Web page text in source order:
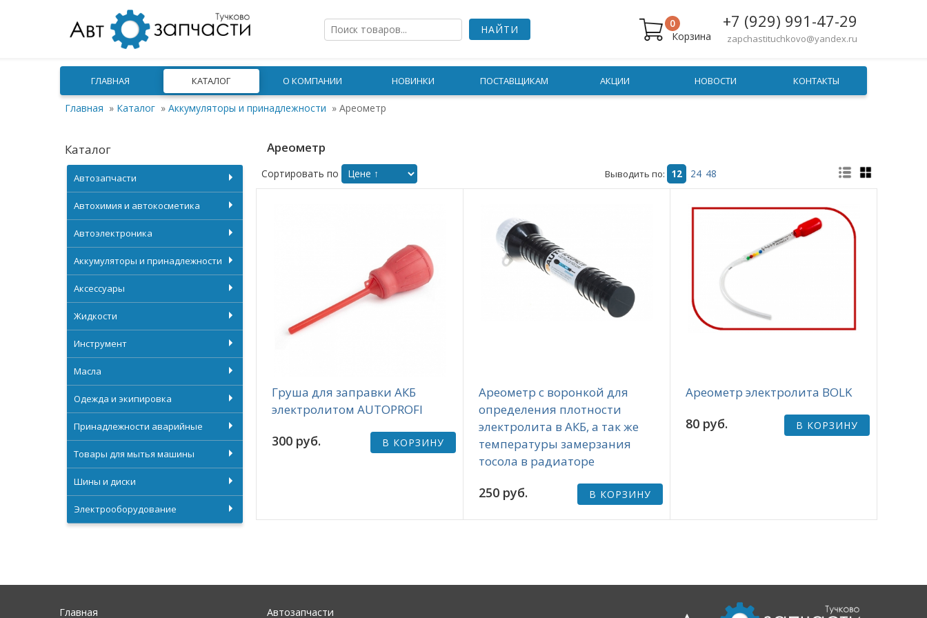
+7 (929) 991-47-29
zapchastituchkovo@yandex.ru
0
Корзина
ГЛАВНАЯ КАТАЛОГ О КОМПАНИИ НОВИНКИ ПОСТАВЩИКАМ АКЦИИ НОВОСТИ КОНТАКТЫ
Главная » Каталог »Аккумуляторы и принадлежности »Ареометр
Каталог
Автозапчасти
Автохимия и автокосметика
Автоэлектроника
Аккумуляторы и принадлежности
Аксессуары
Жидкости
Инструмент
Масла
Одежда и экипировка
Принадлежности аварийные
Товары для мытья машины
Шины и диски
Электрооборудование
Ареометр
Сортировать по Выводить по: 12 24 48
Груша для заправки АКБ
электролитом AUTOPROFI
300 руб. В КОРЗИНУ
Ареометр с воронкой для
определения плотности
электролита в АКБ, а так же
температуры замерзания
тосола в радиаторе
250 руб. В КОРЗИНУ
Ареометр электролита BOLK
80 руб. В КОРЗИНУ
Главная Автозапчасти